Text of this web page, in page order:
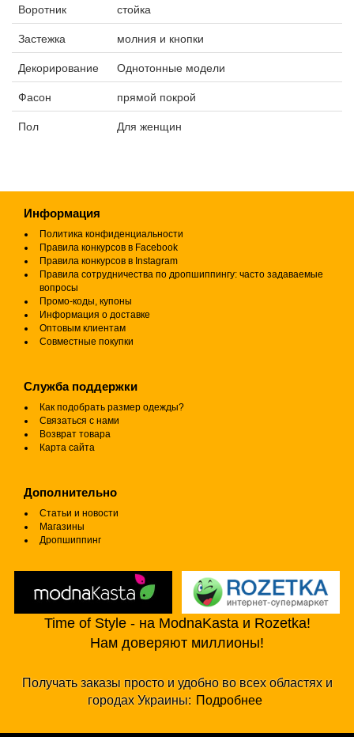
Воротник
стойка
Застежка
молния и кнопки
Декорирование
Однотонные модели
Фасон
прямой покрой
Пол
Для женщин
Информация
Политика конфиденциальности
Правила конкурсов в Facebook
Правила конкурсов в Instagram
Правила сотрудничества по дропшиппингу: часто задаваемые
вопросы
Промо-коды, купоны
Информация о доставке
Оптовым клиентам
Совместные покупки
Служба поддержки
Как подобрать размер одежды?
Связаться с нами
Возврат товара
Карта сайта
Дополнительно
Статьи и новости
Магазины
Дропшиппинг
Time of Style - на ModnaKasta и Rozetka!
Нам доверяют миллионы!
Получать заказы просто и удобно во всех областях и
городах Украины: Подробнее